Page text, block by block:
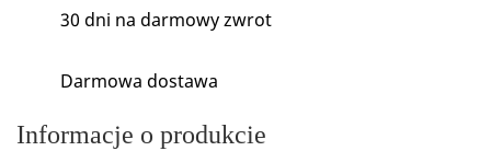
30 dni na darmowy zwrot
Darmowa dostawa
Informacje o produkcie